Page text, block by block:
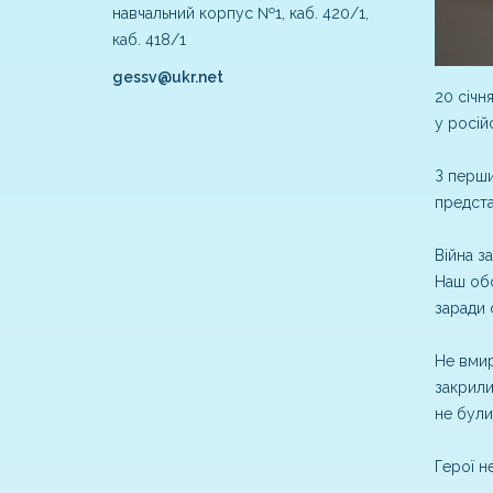
навчальний корпус №1, каб. 420/1,
каб. 418/1
gessv@ukr.net
20
у
З
Війна
Наш
заради
Не
не
Герої